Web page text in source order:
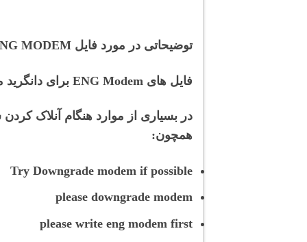
توضیحاتی در مورد فایل ENG MODEM سامسونگ :
فایل های ENG Modem برای دانگرید مودم ، ترمیم سریال ، آنلاک شبکه و… استفاده می شوند.
همچون:
Try Downgrade modem if possible
please downgrade modem
please write eng modem first